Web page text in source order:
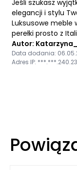
Jeśli szukasz
elegancji i stylu
Luksusowe meble
perełki prosto z
Autor:
Data dodania:
Adres IP: